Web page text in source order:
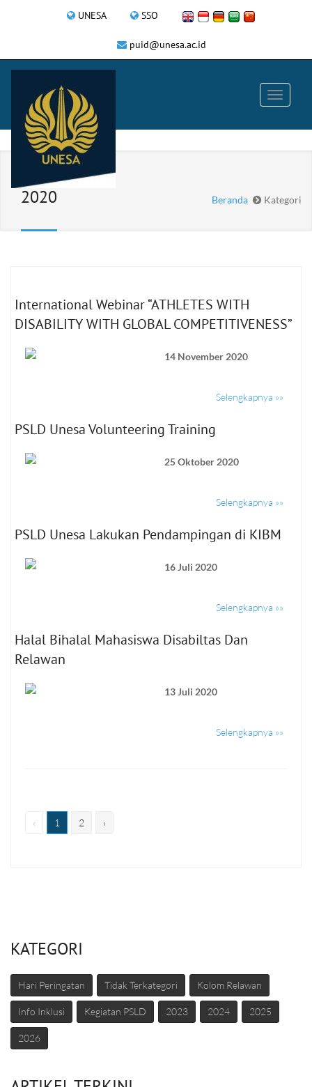
UNESA SSO
puid@unesa.ac.id
2020 Beranda Kategori
International Webinar “ATHLETES WITH
DISABILITY WITH GLOBAL COMPETITIVENESS”
14 November 2020
Selengkapnya »»
PSLD Unesa Volunteering Training
25 Oktober 2020
Selengkapnya »»
PSLD Unesa Lakukan Pendampingan di KIBM
16 Juli 2020
Selengkapnya »»
Halal Bihalal Mahasiswa Disabiltas Dan
Relawan
13 Juli 2020
Selengkapnya »»
‹ 1 2 ›
KATEGORI
Hari Peringatan Tidak Terkategori Kolom Relawan
Info Inklusi Kegiatan PSLD 2023 2024 2025
2026